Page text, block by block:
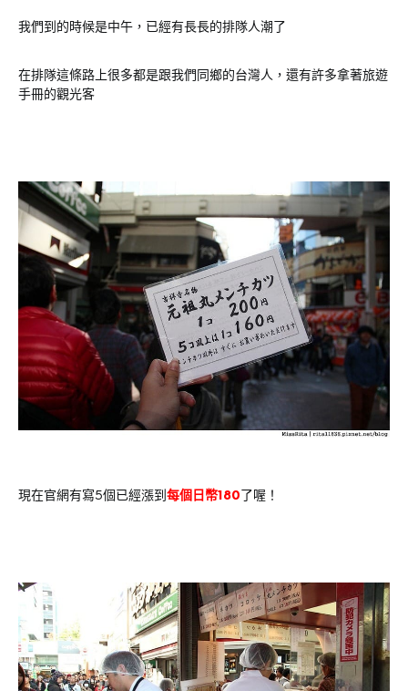
我們到的時候是中午，已經有長長的排隊人潮了
在排隊這條路上很多都是跟我們同鄉的台灣人，還有許多拿著旅遊
手冊的觀光客
現在官網有寫5個已經漲到 每個日幣180了喔！